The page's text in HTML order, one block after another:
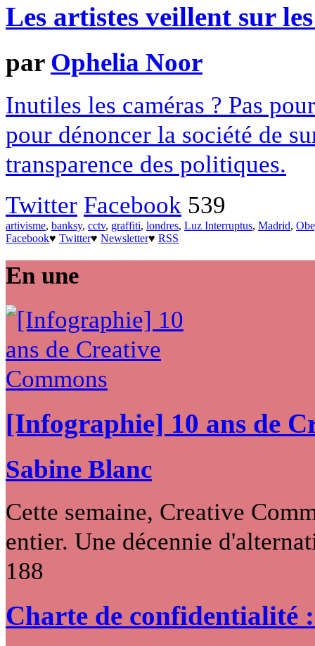
Les artistes veillent sur
par Ophelia Noor
Inutiles les caméras ? Pas
pour dénoncer la société de
transparence des politiques.
Twitter Facebook 539
artivisme, banksy, cctv, graffiti, londres, Luz Interruptus, Madrid,
Facebook♥ Twitter♥ Newsletter♥ RSS
En une
[Infographie] 10 ans de
Sabine Blanc
Cette semaine, Creative
entier. Une décennie
188
Charte de confidentialité